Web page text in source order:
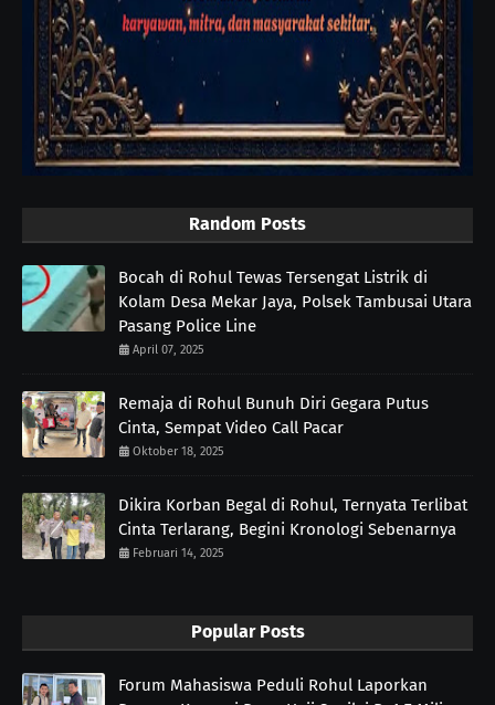
Random Posts
Bocah di Rohul Tewas Tersengat Listrik di
Kolam Desa Mekar Jaya, Polsek Tambusai Utara
Pasang Police Line
April 07, 2025
Remaja di Rohul Bunuh Diri Gegara Putus
Cinta, Sempat Video Call Pacar
Oktober 18, 2025
Dikira Korban Begal di Rohul, Ternyata Terlibat
Cinta Terlarang, Begini Kronologi Sebenarnya
Februari 14, 2025
Popular Posts
Forum Mahasiswa Peduli Rohul Laporkan